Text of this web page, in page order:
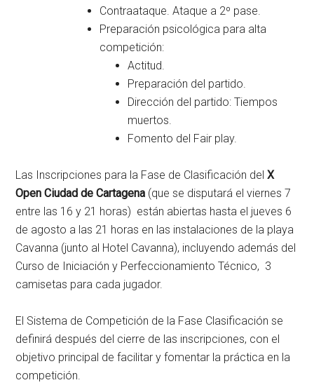
Contraataque. Ataque a 2º pase.
Preparación psicológica para alta
competición:
Actitud.
Preparación del partido.
Dirección del partido: Tiempos
muertos.
Fomento del Fair play.
Las Inscripciones para la Fase de Clasificación delX
Open Ciudad de Cartagena (que se disputará el viernes 7
entre las 16 y 21 horas) están abiertas hasta el jueves 6
de agosto a las 21 horas en las instalaciones de la playa
Cavanna (junto al Hotel Cavanna), incluyendo además del
Curso de Iniciación y Perfeccionamiento Técnico, 3
camisetas para cada jugador.
El Sistema de Competición de la Fase Clasificación se
definirá después del cierre de las inscripciones, con el
objetivo principal de facilitar y fomentar la práctica en la
competición.